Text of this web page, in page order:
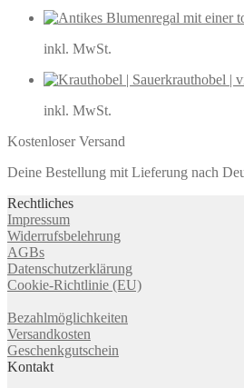
inkl. MwSt.
inkl. MwSt.
Kostenloser Versand
Deine Bestellung mit Lieferung nach
Rechtliches
Impressum
Widerrufsbelehrung
AGBs
Datenschutzerklärung
Cookie-Richtlinie (EU)
Bezahlmöglichkeiten
Versandkosten
Geschenkgutschein
Kontakt